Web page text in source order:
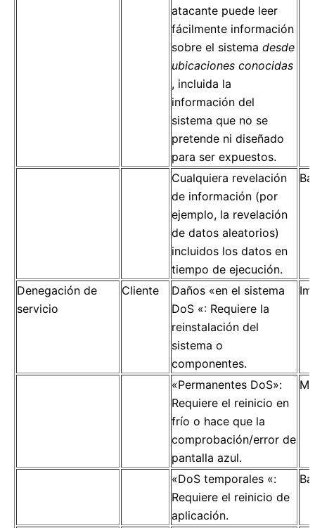
atacante puede leer
fácilmente información
sobre el sistema desde
ubicaciones conocidas
, incluida la
información del
sistema que no se
pretende ni diseñado
para ser expuestos.
Cualquiera revelación
de información (por
ejemplo, la revelación
de datos aleatorios)
incluidos los datos en
tiempo de ejecución.
Denegación de
servicio
Cliente
Daños «en el sistema
DoS «: Requiere la
reinstalación del
sistema o
componentes.
«Permanentes DoS»:
Requiere el reinicio en
frío o hace que la
comprobación/error de
pantalla azul.
«DoS temporales «:
Requiere el reinicio de
aplicación.